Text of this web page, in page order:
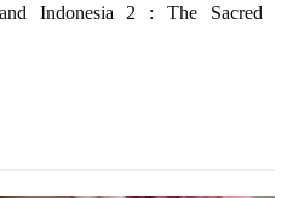
Indonesia 2 : The Sacred